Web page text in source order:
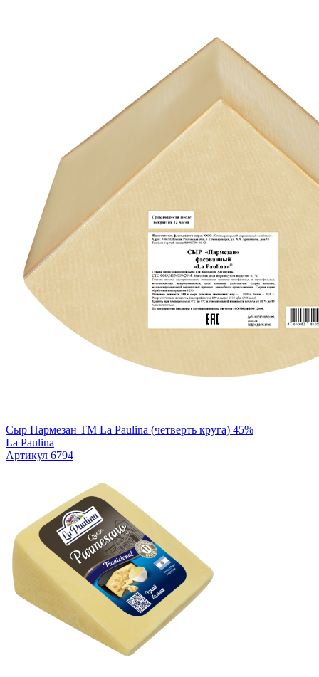
Сыр Пармезан TM La Paulina (четверть круга) 45%
La Paulina
Артикул 6794